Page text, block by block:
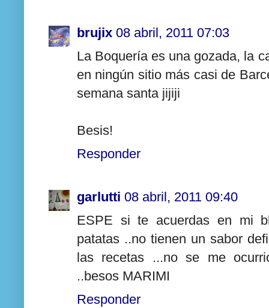
brujix 08 abril, 2011 07:03
La Boquería es una gozada, la
en ningún sitio más casi de
semana santa jijiji
Besis!
Responder
garlutti 08 abril, 2011 09:40
ESPE si te acuerdas en mi
patatas ..no tienen un sabor
las recetas ...no se me
..besos MARIMI
Responder